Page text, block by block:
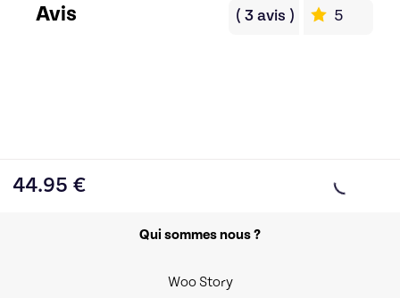
Avis ( 3avis ) 5
44.95 €
Qui sommes nous ?
Woo Story